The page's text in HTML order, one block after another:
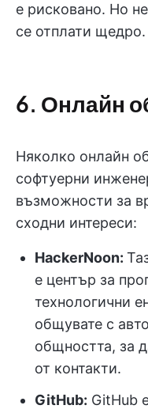
е рисковано. Но
се отплати щедро.
6. Онлайн
Няколко онлайн
софтуерни
възможности за
сходни интереси:
HackerNoon:
е център за
технологични
общувате с
общността, за
от контакти.
GitHub: GitHub